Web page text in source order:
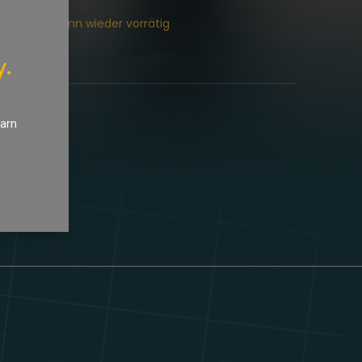
wenn wieder vorrätig